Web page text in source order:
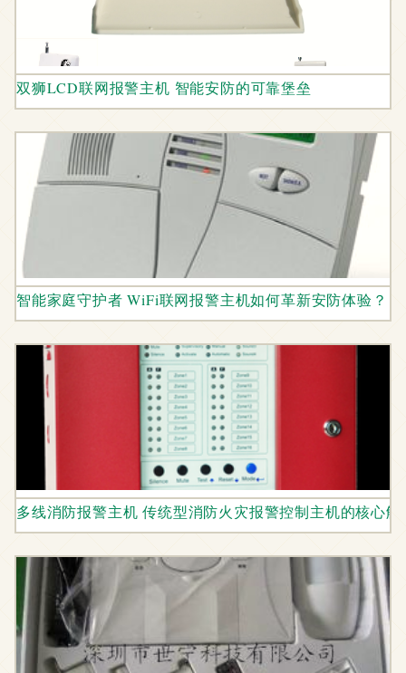
双狮LCD联网报警主机 智能安防的可靠堡垒
智能家庭守护者 WiFi联网报警主机如何革新安防体验？
多线消防报警主机 传统型消防火灾报警控制主机的核心解